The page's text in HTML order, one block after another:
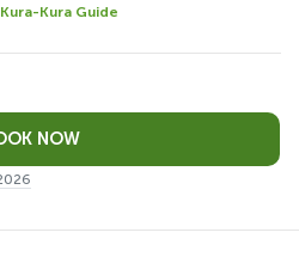
Kura-Kura Guide